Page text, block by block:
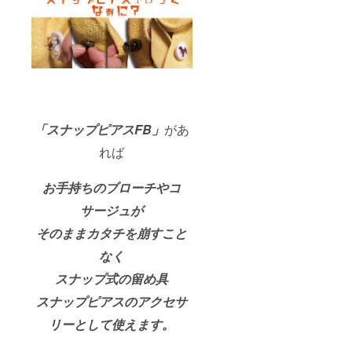
「スナップピアスFB」 があ
れば
お手持ちのブローチやコ
サージュが
そのままカタチを崩すこと
なく
スナップ式の留め具
スナップピアスのアクセサ
リーとして使えます。